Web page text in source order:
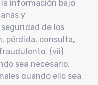
información bajo
y
de los
pérdida, consulta,
(vii)
sea necesario.
cuando ello sea